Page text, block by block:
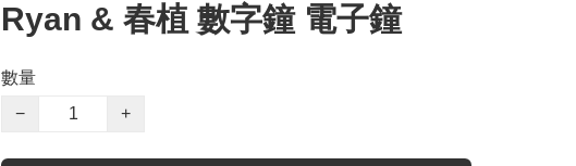
Ryan & 春植 數字鐘 電子鐘
數量
−
+